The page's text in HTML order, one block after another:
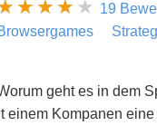
19
geht es in dem
einem Kompanen